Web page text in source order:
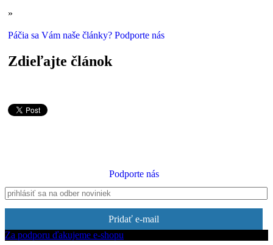
»
Páčia sa Vám naše články? Podporte nás
Zdieľajte článok
Podporte nás
Pridať e-mail
Za podporu ďakujeme e-shopu